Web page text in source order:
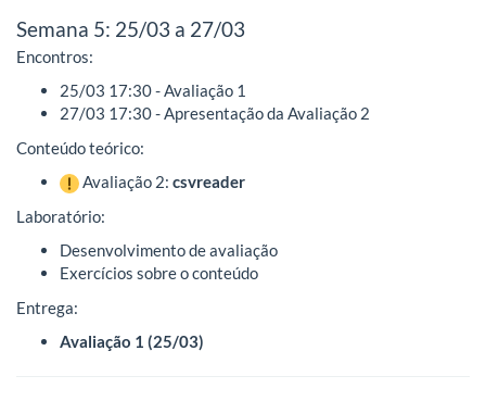
Semana 5: 25/03 a 27/03
Encontros:
25/03 17:30 - Avaliação 1
27/03 17:30 - Apresentação da Avaliação 2
Conteúdo teórico:
Avaliação 2: csvreader
Laboratório:
Desenvolvimento de avaliação
Exercícios sobre o conteúdo
Entrega:
Avaliação 1 (25/03)